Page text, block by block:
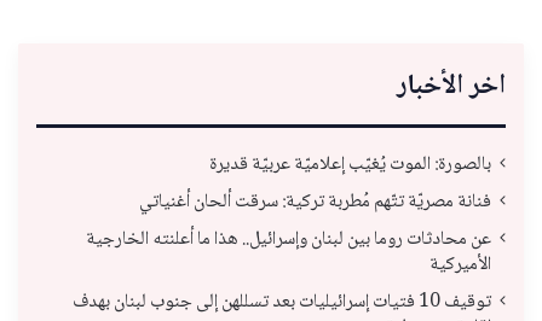
اخر الأخبار
بالصورة: الموت يُغيّب إعلاميّة عربيّة قديرة
فنانة مصريّة تتّهم مُطربة تركية: سرقت ألحان أغنياتي
عن محادثات روما بين لبنان وإسرائيل.. هذا ما أعلنته الخارجية
الأميركية
توقيف 10 فتيات إسرائيليات بعد تسللهن إلى جنوب لبنان بهدف